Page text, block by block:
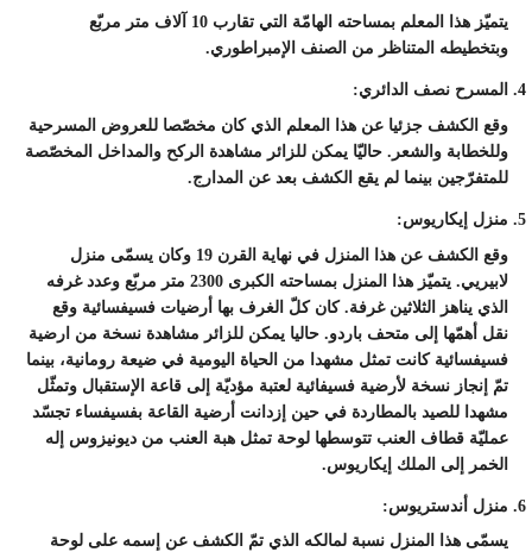
يتميّز هذا المعلم بمساحته الهامّة التي تقارب 10 آلاف متر مربّع
وبتخطيطه المتناظر من الصنف الإمبراطوري.
المسرح نصف الدائري:
وقع الكشف جزئيا عن هذا المعلم الذي كان مخصّصا للعروض المسرحية
وللخطابة والشعر. حاليّا يمكن للزائر مشاهدة الركح والمداخل المخصّصة
للمتفرّجين بينما لم يقع الكشف بعد عن المدارج.
منزل إيكاريوس:
وقع الكشف عن هذا المنزل في نهاية القرن 19 وكان يسمّى منزل
لابيريي. يتميّز هذا المنزل بمساحته الكبرى 2300 متر مربّع وعدد غرفه
الذي يناهز الثلاثين غرفة. كان كلّ الغرف بها أرضيات فسيفسائية وقع
نقل أهمّها إلى متحف باردو. حاليا يمكن للزائر مشاهدة نسخة من ارضية
فسيفسائية كانت تمثل مشهدا من الحياة اليومية في ضيعة رومانية، بينما
تمّ إنجاز نسخة لأرضية فسيفائية لعتبة مؤديّة إلى قاعة الإستقبال وتمثّل
مشهدا للصيد بالمطاردة في حين إزدانت أرضية القاعة بفسيفساء تجسّد
عمليّة قطاف العنب تتوسطها لوحة تمثل هبة العنب من ديونيزوس إله
الخمر إلى الملك إيكاريوس.
منزل أندستريوس:
يسمّى هذا المنزل نسبة لمالكه الذي تمّ الكشف عن إسمه على لوحة